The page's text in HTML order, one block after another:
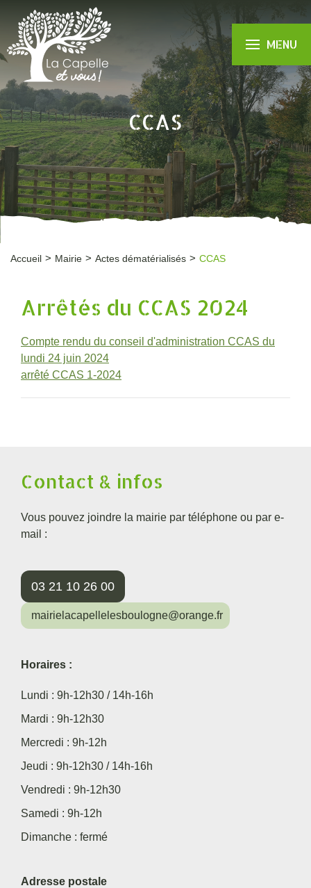
MENU
CCAS
Accueil Mairie Actes dématérialisés CCAS
Arrêtés du CCAS 2024
Compte rendu du conseil d'administration CCAS du
lundi 24 juin 2024
arrêté CCAS 1-2024
Contact & infos
Vous pouvez joindre la mairie par téléphone ou par e-
mail :
03 21 10 26 00
mairielacapellelesboulogne@orange.fr
Horaires :
Lundi : 9h-12h30 / 14h-16h
Mardi : 9h-12h30
Mercredi : 9h-12h
Jeudi : 9h-12h30 / 14h-16h
Vendredi : 9h-12h30
Samedi : 9h-12h
Dimanche : fermé
Adresse postale